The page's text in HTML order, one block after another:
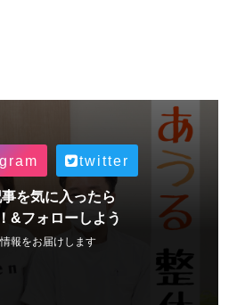
twitter
を気に入ったら
&フォローしよう
報をお届けします